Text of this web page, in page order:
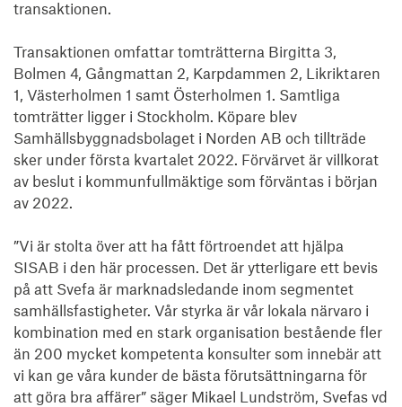
transaktionen.
Transaktionen omfattar tomträtterna Birgitta 3,
Bolmen 4, Gångmattan 2, Karpdammen 2, Likriktaren
1, Västerholmen 1 samt Österholmen 1. Samtliga
tomträtter ligger i Stockholm. Köpare blev
Samhällsbyggnadsbolaget i Norden AB och tillträde
sker under första kvartalet 2022. Förvärvet är villkorat
av beslut i kommunfullmäktige som förväntas i början
av 2022.
”Vi är stolta över att ha fått förtroendet att hjälpa
SISAB i den här processen. Det är ytterligare ett bevis
på att Svefa är marknadsledande inom segmentet
samhällsfastigheter. Vår styrka är vår lokala närvaro i
kombination med en stark organisation bestående fler
än 200 mycket kompetenta konsulter som innebär att
vi kan ge våra kunder de bästa förutsättningarna för
att göra bra affärer” säger Mikael Lundström, Svefas vd